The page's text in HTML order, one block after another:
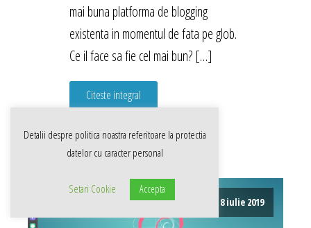
mai buna platforma de blogging
existenta in momentul de fata pe glob.
Ce il face sa fie cel mai bun? […]
Citeste integral
8 iulie 2019
Detalii despre politica noastra referitoare la protectia
datelor cu caracter personal
Setari Cookie Accepta